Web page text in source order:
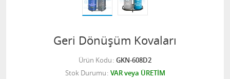
Geri Dönüşüm Kovaları
Ürün Kodu GKN-608D2
Stok Durumu VAR veya ÜRETİM